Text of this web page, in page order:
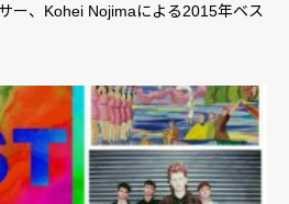
ー、Kohei Nojimaによる2015年ベス